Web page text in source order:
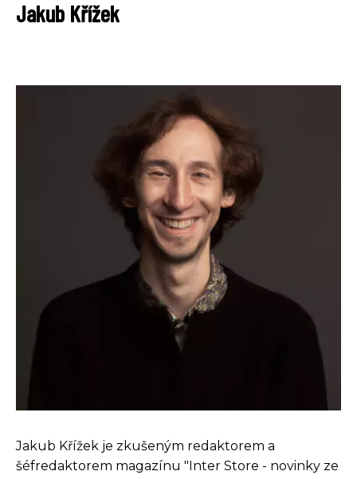
Jakub Křížek
Jakub Křížek je zkušeným redaktorem a
šéfredaktorem magazínu "Inter Store - novinky ze